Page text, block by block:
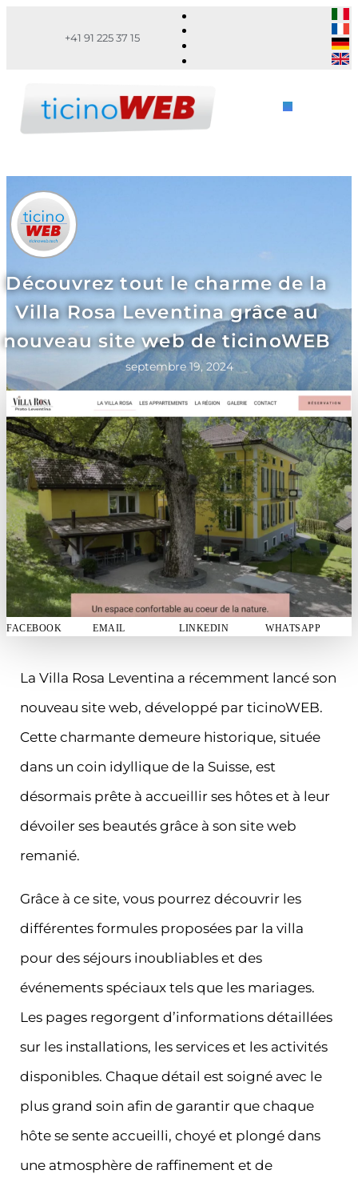
+41 91 225 37 15
Découvrez tout le charme de la
Villa Rosa Leventina grâce au
nouveau site web de ticinoWEB
septembre 19, 2024
FACEBOOK EMAIL LINKEDIN WHATSAPP
La Villa Rosa Leventina a récemment lancé son
nouveau site web, développé par ticinoWEB.
Cette charmante demeure historique, située
dans un coin idyllique de la Suisse, est
désormais prête à accueillir ses hôtes et à leur
dévoiler ses beautés grâce à son site web
remanié.
Grâce à ce site, vous pourrez découvrir les
différentes formules proposées par la villa
pour des séjours inoubliables et des
événements spéciaux tels que les mariages.
Les pages regorgent d’informations détaillées
sur les installations, les services et les activités
disponibles. Chaque détail est soigné avec le
plus grand soin afin de garantir que chaque
hôte se sente accueilli, choyé et plongé dans
une atmosphère de raffinement et de